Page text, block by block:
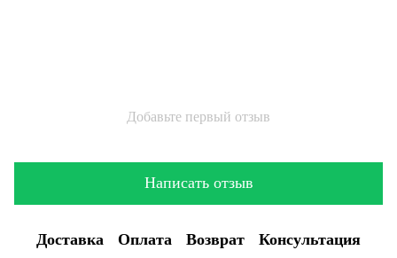
Добавьте первый отзыв
Написать отзыв
Доставка Оплата Возврат Консультация